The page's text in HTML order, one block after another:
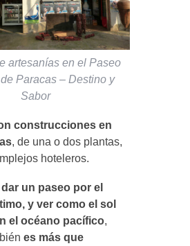
artesanías en el Paseo
Paracas – Destino y
Sabor
construcciones en
, de una o dos plantas,
hoteleros.
dar un paseo por el
y ver como el sol
el océano pacífico,
es más que